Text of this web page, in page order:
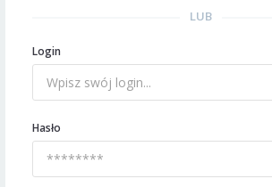
LUB
Login
Hasło